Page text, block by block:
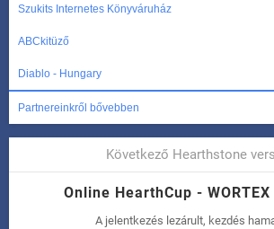
Szukits Internetes Könyváruház
ABCkitüző
Diablo - Hungary
Partnereinkről bővebben
Következő Hearthstone
Online HearthCup -
A jelentkezés lezárult, kezdés